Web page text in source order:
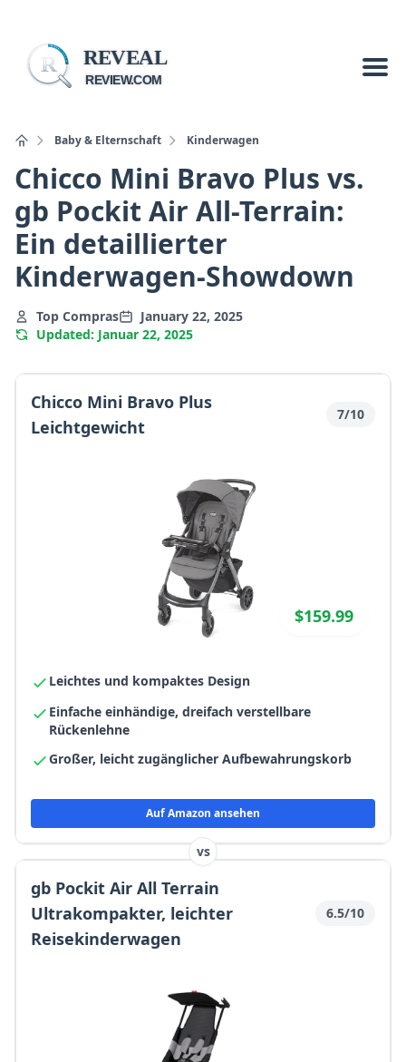
R REVEAL
REVIEW.COM
Baby & Elternschaft Kinderwagen
Chicco Mini Bravo Plus vs.
gb Pockit Air All-Terrain:
Ein detaillierter
Kinderwagen-Showdown
Top Compras
January 22, 2025
Updated: Januar 22, 2025
Chicco Mini Bravo Plus
Leichtgewicht
7/10
$159.99
Leichtes und kompaktes Design
Einfache einhändige, dreifach verstellbare
Rückenlehne
Großer, leicht zugänglicher Aufbewahrungskorb
Auf Amazon ansehen
vs
gb Pockit Air All Terrain
Ultrakompakter, leichter
Reisekinderwagen
6.5/10